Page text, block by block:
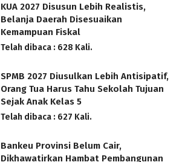
KUA 2027 Disusun Lebih Realistis,
Belanja Daerah Disesuaikan
Kemampuan Fiskal
Telah dibaca : 628 Kali.
SPMB 2027 Diusulkan Lebih Antisipatif,
Orang Tua Harus Tahu Sekolah Tujuan
Sejak Anak Kelas 5
Telah dibaca : 627 Kali.
Bankeu Provinsi Belum Cair,
Dikhawatirkan Hambat Pembangunan